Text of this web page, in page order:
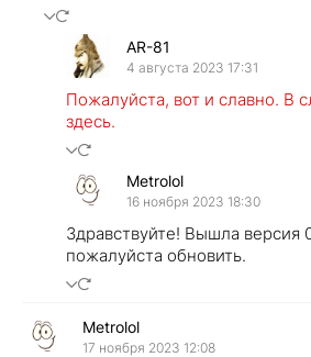
AR-81
4 августа 2023 17:31
Пожалуйста, вот и славно. В
здесь.
Metrolol
16 ноября 2023 18:30
Здравствуйте! Вышла версия
пожалуйста обновить.
Metrolol
17 ноября 2023 12:08